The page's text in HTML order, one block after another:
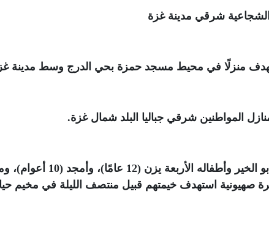
شرقي مدينة غزة
منزلًا في محيط مسجد حمزة بحي الدرج وسط مدينة
المواطنين شرقي جباليا البلد شمال غزة.
من مسيرة صهيونية استهدف خيمتهم قبيل منتصف الليلة في مخيم